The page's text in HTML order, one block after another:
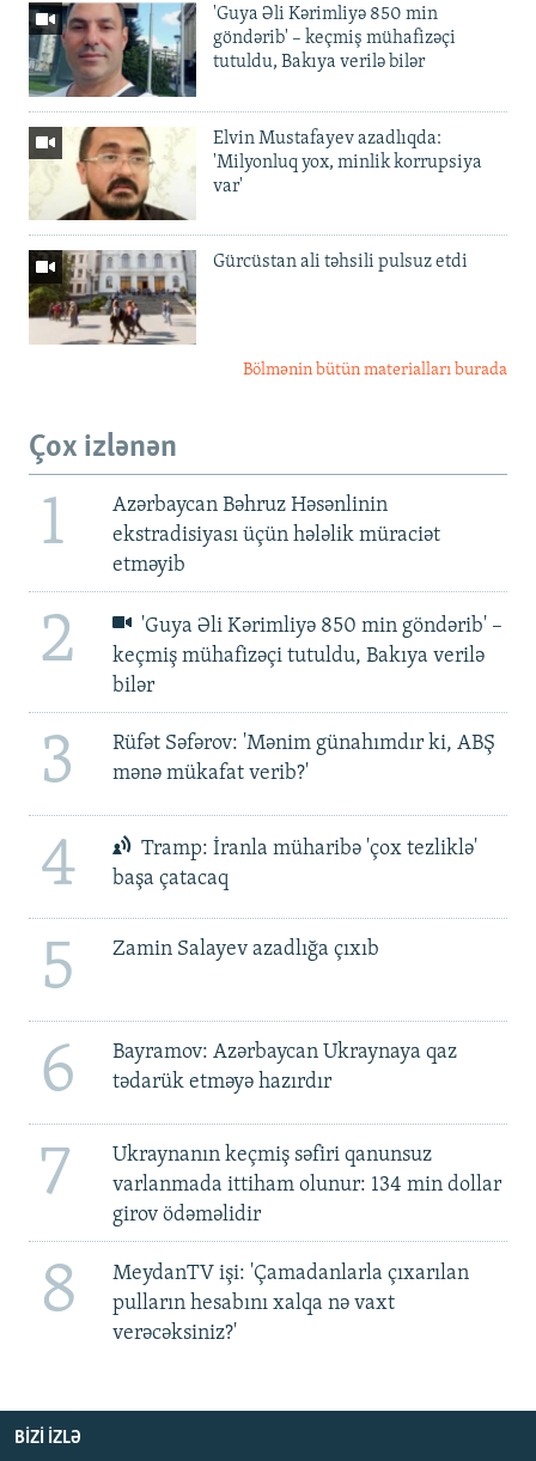
'Guya Əli Kərimliyə 850 min
göndərib' – keçmiş mühafizəçi
tutuldu, Bakıya verilə bilər
Elvin Mustafayev azadlıqda:
'Milyonluq yox, minlik korrupsiya
var'
Gürcüstan ali təhsili pulsuz etdi
Bölmənin bütün materialları burada
Çox izlənən
1
Azərbaycan Bəhruz Həsənlinin
ekstradisiyası üçün hələlik müraciət
etməyib
2
'Guya Əli Kərimliyə 850 min göndərib' –
keçmiş mühafizəçi tutuldu, Bakıya verilə
bilər
3
Rüfət Səfərov: 'Mənim günahımdır ki, ABŞ
mənə mükafat verib?'
4
Tramp: İranla müharibə 'çox tezliklə'
başa çatacaq
5 Zamin Salayev azadlığa çıxıb
6
Bayramov: Azərbaycan Ukraynaya qaz
tədarük etməyə hazırdır
7
Ukraynanın keçmiş səfiri qanunsuz
varlanmada ittiham olunur: 134 min dollar
girov ödəməlidir
8
MeydanTV işi: 'Çamadanlarla çıxarılan
pulların hesabını xalqa nə vaxt
verəcəksiniz?'
BIZI IZLƏ